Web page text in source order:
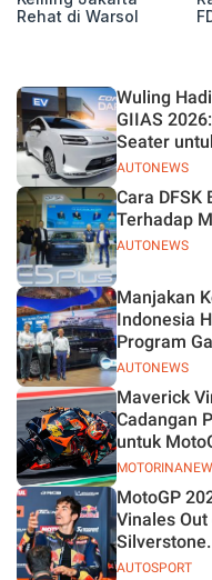
Rehat di Warsol
AUTONEWS
Wuling
GIIAS
Seater
AUTONEWS
Cara DFSK
Terhadap
AUTONEWS
Manjakan
Indonesia
Program
Hybrid EV
Maverick
Cadangan
untuk
AUTOSPORT
MotoGP
Vinales